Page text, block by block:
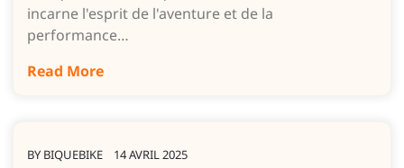
incarne l'esprit de l'aventure et de la
performance…
Read More
BY BIQUEBIKE 14 AVRIL 2025